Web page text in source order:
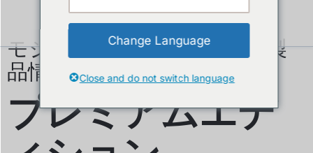
モジュラーパンプトラック製
品情報
プレミアムエデ
Change Language
Close and do not switch language